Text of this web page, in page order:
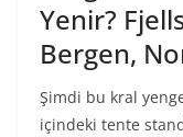
Yenir?
Bergen,
Şimdi bu kral
içindeki tente